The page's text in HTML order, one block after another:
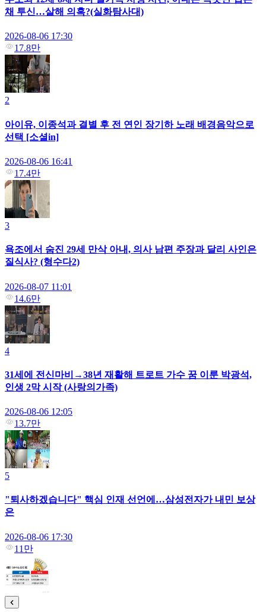
채 투신…살해 의혹?(실화탐사대)
2026-08-06 17:30
17.8만
2
아이유, 이종석과 결별 후 전 연인 장기하 노래 배경음악으로
선택 [소셜in]
2026-08-06 16:41
17.4만
3
욕조에서 숨진 29세 만삭 아내, 의사 남편 주장과 달리 사인은
질식사? (형수다2)
2026-08-07 11:01
14.6만
4
31세에 전신마비→38년 재활해 트로트 가수 꿈 이룬 박광석,
인생 2막 시작 (사랑의가족)
2026-08-06 12:05
13.7만
5
"퇴사하겠습니다" 핵심 인재 선언에…삼성전자가 내민 보상
은
2026-08-06 17:30
11만